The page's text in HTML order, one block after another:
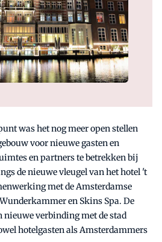
was het nog meer open stellen
voor nieuwe gasten en
en partners te betrekken bij
de nieuwe vleugel van het hotel 't
met de Amsterdamse
en Skins Spa. De
nieuwe verbinding met de stad
hotelgasten als Amsterdammers